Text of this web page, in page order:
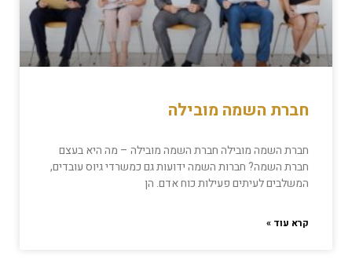
חברת השמה מובילה
חברת השמה מובילה חברת השמה מובילה – מה היא בעצם
חברת השמה? חברות השמה ידועות גם כמשרדי גיוס עובדים,
המשלבים לעיתים פעילות כוח אדם. הן
קרא עוד »